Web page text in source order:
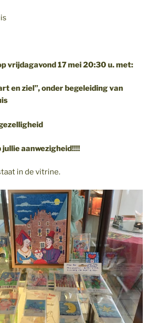
vrijdagavond 17 mei 20:30 u. met:
en ziel”, onder begeleiding van
jullie aanwezigheid!!!!
in de vitrine.